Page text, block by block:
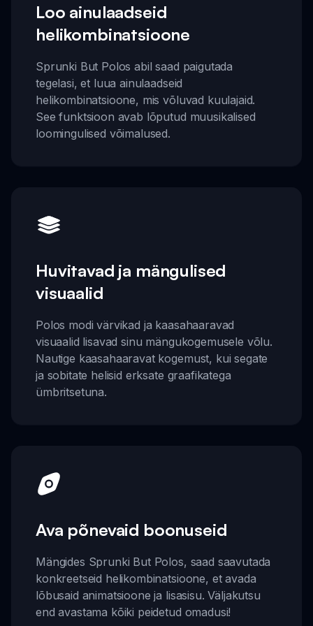
Loo ainulaadseid
helikombinatsioone
Sprunki But Polos abil saad paigutada
tegelasi, et luua ainulaadseid
helikombinatsioone, mis võluvad kuulajaid.
See funktsioon avab lõputud muusikalised
loomingulised võimalused.
Huvitavad ja mängulised
visuaalid
Polos modi värvikad ja kaasahaaravad
visuaalid lisavad sinu mängukogemusele võlu.
Nautige kaasahaaravat kogemust, kui segate
ja sobitate helisid erksate graafikatega
ümbritsetuna.
Ava põnevaid boonuseid
Mängides Sprunki But Polos, saad saavutada
konkreetseid helikombinatsioone, et avada
lõbusaid animatsioone ja lisasisu. Väljakutsu
end avastama kõiki peidetud omadusi!